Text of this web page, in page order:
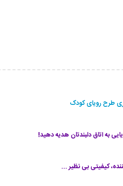
طرح رویای کودک
به اتاق دلبندتان هدیه دهید!
کیفیتی بی نظیر ...